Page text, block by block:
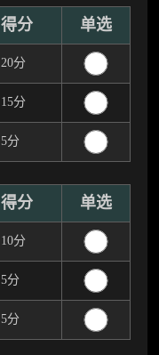
得分 单选
20分
15分
5分
得分 单选
10分
5分
5分